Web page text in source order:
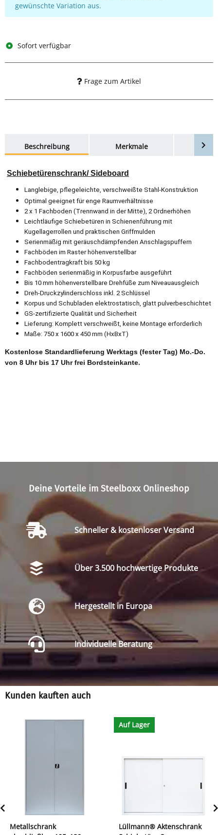
gewünschte Variation aus.
Sofort verfügbar
Frage zum Artikel
Beschreibung
Merkmale
Schiebetürenschrank/ Sideboard
Langlebige, pflegeleichte, verschweißte Stahl-Konstruktion
Optimal geeignet für enge Raumverhältnisse
2 x 1 Fachboden (Trennwand in der Mitte), 2 Ordnerhöhen
Leichtläufige Schiebetüren in Schienenführung mit
Kugellagerrollen und praktischen Griffmulden
Serienmäßig mit geräuschdämpfenden Anschlagspuffern
Fachböden im Raster höhenverstellbar
Fachbodentragkraft bis 50 kg
Fachböden serienmäßig in Korpusfarbe ausgeführt
Bis 10 mm höhenverstellbare Drehfüße zum Niveauausgleich
Dreh-Druckzylinderschloss inkl. 2 Schlüssel
Korpus und Schubladen elektrostatisch, glatt pulverbeschichtet
GS-zertifizierte Qualität und Sicherheit
Lieferung: Komplett verschweißt, keine Montage erforderlich
Maße: 750 x 1600 x 450 mm (HxBxT)
Kostenlose Standardlieferung Werktags (fester Tag) Mo.-Do.
von 8 Uhr bis 17 Uhr frei Bordsteinkante.
Deine Vorteile im Steelboxx Onlineshop
Schneller & kostenloser Versand
Über 3.500 hochwertige Produkte
Hergestellt in Europa
Individuelle Beratung
Kunden kauften auch
Metallschrank
Auf Lager
Lüllmann® Aktenschrank